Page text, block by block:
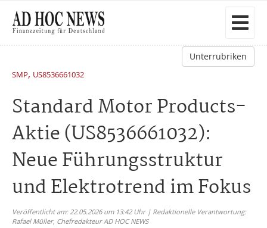
Unterrubriken
SMP, US8536661032
Standard Motor Products-
Aktie (US8536661032):
Neue Führungsstruktur
und Elektrotrend im Fokus
Veröffentlicht am: 22.05.2026 um 13:42 Uhr | Redaktionelle Verantwortung:
Rafael Müller, Chefredakteur AD HOC NEWS